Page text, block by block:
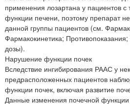
применения лозартана у пациентов
функции печени, поэтому препарат
данной группы пациентов (см.
Фармакокинетика;
дозы).
Нарушение функции почек
Вследствие ингибирования РААС у
предрасположенных пациентов
функции почек, включая развитие
Данные изменения почечной функции